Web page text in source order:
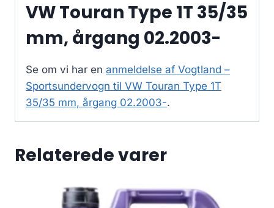
VW Touran Type 1T 35/35
mm, årgang 02.2003-
Se om vi har en anmeldelse af Vogtland –
Sportsundervogn til VW Touran Type 1T
35/35 mm, årgang 02.2003-.
Relaterede varer